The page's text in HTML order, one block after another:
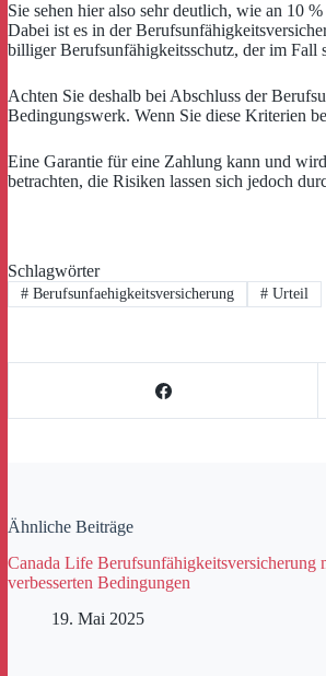
Sie sehen hier also sehr deutlich, wie an 10
Dabei ist es in der
billiger Berufsunfähigkeitsschutz, der im
Achten Sie deshalb bei Abschluss der
Bedingungswerk. Wenn Sie diese Kriterien
Eine Garantie für eine Zahlung kann und
betrachten, die Risiken lassen sich jedoch
Schlagwörter
#Berufsunfaehigkeitsversicherung #Urteil
Ähnliche Beiträge
Canada Life Berufsunfähigkeitsversicherung
verbesserten Bedingungen
19. Mai 2025